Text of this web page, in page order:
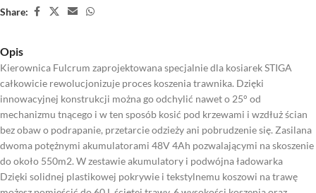
Share:
Opis
Kierownica Fulcrum zaprojektowana specjalnie dla kosiarek STIGA
całkowicie rewolucjonizuje proces koszenia trawnika. Dzięki
innowacyjnej konstrukcji można go odchylić nawet o 25° od
mechanizmu tnącego i w ten sposób kosić pod krzewami i wzdłuż ścian
bez obaw o podrapanie, przetarcie odzieży ani pobrudzenie się. Zasilana
dwoma potężnymi akumulatorami 48V 4Ah pozwalającymi na skoszenie
do około 550m2. W zestawie akumulatory i podwójna ładowarka
Dzięki solidnej plastikowej pokrywie i tekstylnemu koszowi na trawę